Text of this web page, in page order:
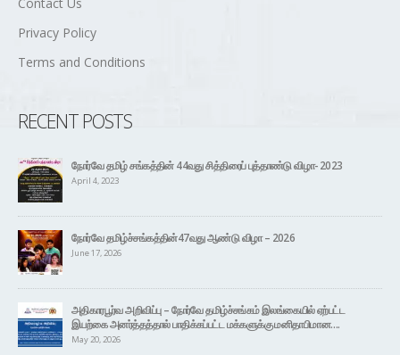
Contact Us
Privacy Policy
Terms and Conditions
RECENT POSTS
நோர்வே தமிழ் சங்கத்தின் 44வது சித்திரைப் புத்தாண்டு விழா- 2023
April 4, 2023
நோர்வே தமிழ்ச்சங்கத்தின்47வது ஆண்டு விழா – 2026
June 17, 2026
அதிகாரபூர்வ அறிவிப்பு – நோர்வே தமிழ்ச்சங்கம் இலங்கையில் ஏற்பட்ட
இயற்கை அனர்த்தத்தால் பாதிக்கப்பட்ட மக்களுக்கு மனிதாபிமான….
May 20, 2026